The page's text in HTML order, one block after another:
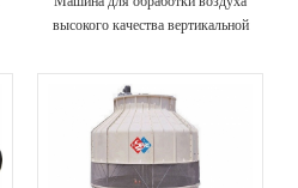
высокого качества вертикальной